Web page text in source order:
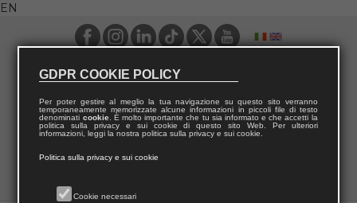
EN
GDPR COOKIE POLICY
Per poter gestire al meglio la tua navigazione su questo sito verranno
temporaneamente memorizzate alcune informazioni in piccoli file di testo
denominati cookie. È molto importante che tu sia informato e che accetti la
politica sulla privacy e sui cookie di questo sito Web. Per ulteriori
informazioni, leggi la nostra politica sulla privacy e sui cookie.
Politica sulla privacy e sui cookie
Cookie necessari